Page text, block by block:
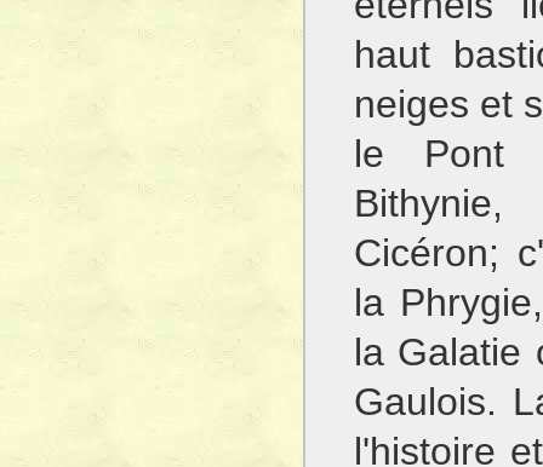
haut
neiges et
le Pont
Cicéron;
la
la Galatie
Gaulois.
l'histoire